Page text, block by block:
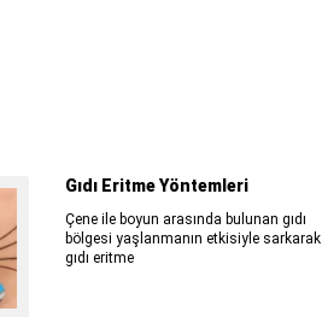
Gıdı Eritme Yöntemleri
Çene ile boyun arasında bulunan gıdı
bölgesi yaşlanmanın etkisiyle sarkarak
gıdı eritme